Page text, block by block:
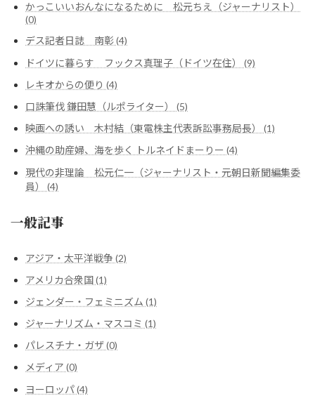
かっこいいおんなになるために 松元ちえ（ジャーナリスト）
(0)
デス記者日誌 南彰 (4)
ドイツに暮らす フックス真理子（ドイツ在住） (9)
レキオからの便り (4)
口誅筆伐 鎌田慧（ルポライター） (5)
映画への誘い 木村結（東電株主代表訴訟事務局長） (1)
沖縄の助産婦、海を歩く トルネイドまーりー (4)
現代の非理論 松元仁一（ジャーナリスト・元朝日新聞編集委
員） (4)
一般記事
アジア・太平洋戦争 (2)
アメリカ合衆国 (1)
ジェンダー・フェミニズム (1)
ジャーナリズム・マスコミ (1)
パレスチナ・ガザ (0)
メディア (0)
ヨーロッパ (4)